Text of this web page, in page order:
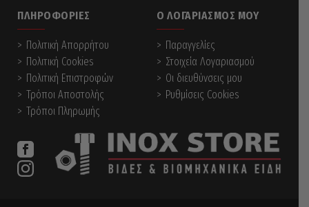
ΠΛΗΡΟΦΟΡΊΕΣ
Πολιτική Απορρήτου
Πολιτική Cookies
Πολιτική Επιστροφών
Τρόποι Αποστολής
Τρόποι Πληρωμής
Ο ΛΟΓΑΡΙΑΣΜΌΣ ΜΟΥ
Παραγγελίες
Στοιχεία Λογαριασμού
Οι διευθύνσεις μου
Ρυθμίσεις Cookies